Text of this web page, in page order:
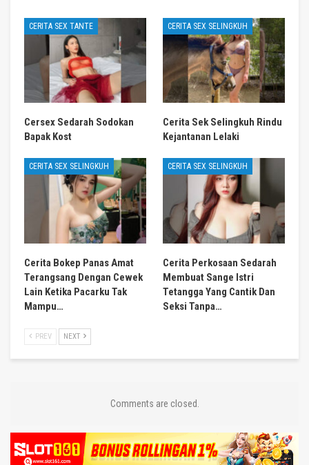
CERITA SEX TANTE
Cersex Sedarah Sodokan
Bapak Kost
CERITA SEX SELINGKUH
Cerita Sek Selingkuh Rindu
Kejantanan Lelaki
CERITA SEX SELINGKUH
Cerita Bokep Panas Amat
Terangsang Dengan Cewek
Lain Ketika Pacarku Tak
Mampu…
CERITA SEX SELINGKUH
Cerita Perkosaan Sedarah
Membuat Sange Istri
Tetangga Yang Cantik Dan
Seksi Tanpa…
PREV NEXT
Comments are closed.